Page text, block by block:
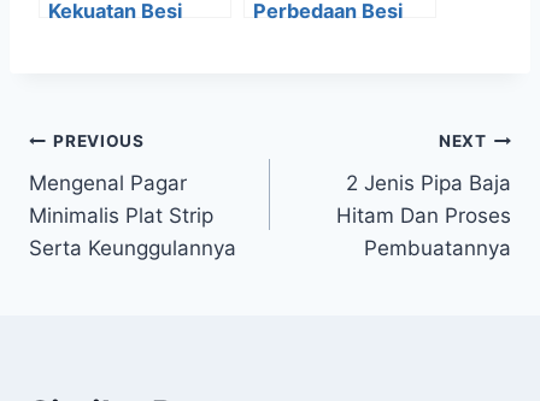
Kekuatan Besi
Perbedaan Besi
PREVIOUS
Mengenal Pagar
Minimalis Plat Strip
Serta Keunggulannya
NEXT
2 Jenis Pipa Baja
Hitam Dan Proses
Pembuatannya